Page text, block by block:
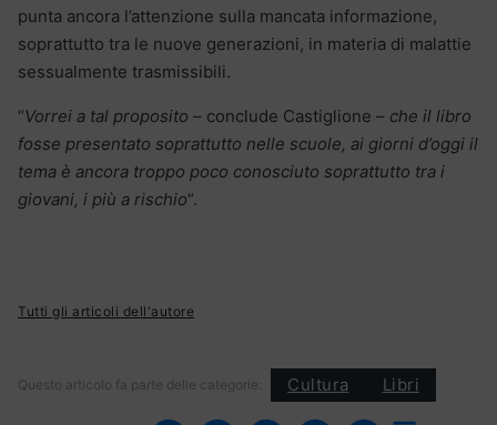
punta ancora l’attenzione sulla mancata informazione,
soprattutto tra le nuove generazioni, in materia di malattie
sessualmente trasmissibili.
“Vorrei a tal proposito – conclude Castiglione – che il libro
fosse presentato soprattutto nelle scuole, ai giorni d’oggi il
tema è ancora troppo poco conosciuto soprattutto tra i
giovani, i più a rischio“.
Tutti gli articoli dell'autore
Questo articolo fa parte delle categorie: Cultura Libri